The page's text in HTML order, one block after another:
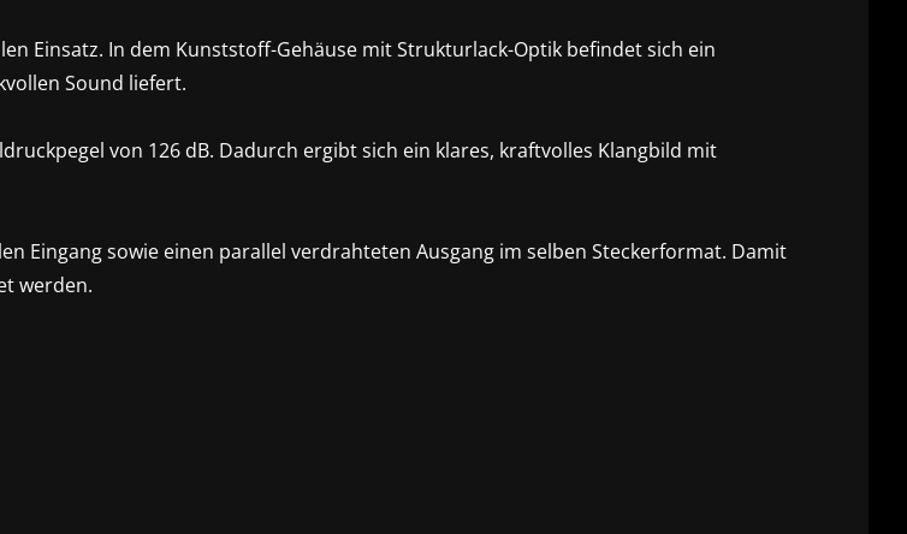
Einsatz. In dem Kunststoff-Gehäuse mit Strukturlack-Optik befindet sich ein
Sound liefert.
von 126 dB. Dadurch ergibt sich ein klares, kraftvolles Klangbild mit
Eingang sowie einen parallel verdrahteten Ausgang im selben Steckerformat. Damit
werden.